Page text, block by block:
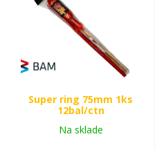
Super ring 75mm 1ks
12bal/ctn
Na sklade